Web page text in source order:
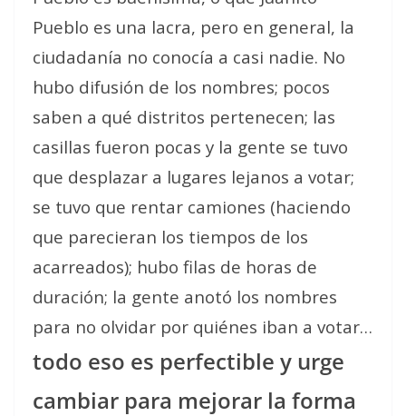
Pueblo es una lacra, pero en general, la
ciudadanía no conocía a casi nadie. No
hubo difusión de los nombres; pocos
saben a qué distritos pertenecen; las
casillas fueron pocas y la gente se tuvo
que desplazar a lugares lejanos a votar;
se tuvo que rentar camiones (haciendo
que parecieran los tiempos de los
acarreados); hubo filas de horas de
duración; la gente anotó los nombres
para no olvidar por quiénes iban a votar…
todo eso es perfectible y urge
cambiar para mejorar la forma